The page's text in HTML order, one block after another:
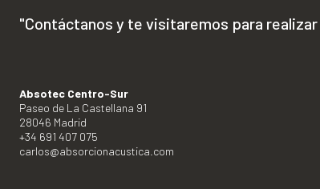
"Contáctanos y te visitaremos para
Absotec Centro-Sur
Paseo de La Castellana 91
28046 Madrid
+34 691 407 075
carlos@absorcionacustica.com